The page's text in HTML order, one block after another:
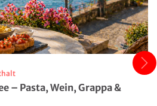
– Pasta, Wein, Grappa &